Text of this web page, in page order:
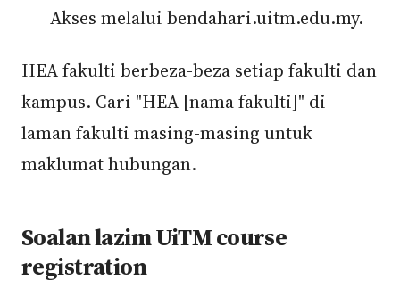
Akses melalui bendahari.uitm.edu.my.
HEA fakulti berbeza-beza setiap fakulti dan
kampus. Cari "HEA [nama fakulti]" di
laman fakulti masing-masing untuk
maklumat hubungan.
Soalan lazim UiTM course
registration